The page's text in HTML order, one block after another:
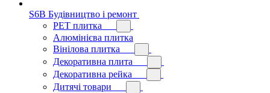
S6B Будівництво і ремонт
PЕT плитка
Алюмінієва плитка
Вінілова плитка
Декоративна плита
Декоративна рейка
Дитячі товари